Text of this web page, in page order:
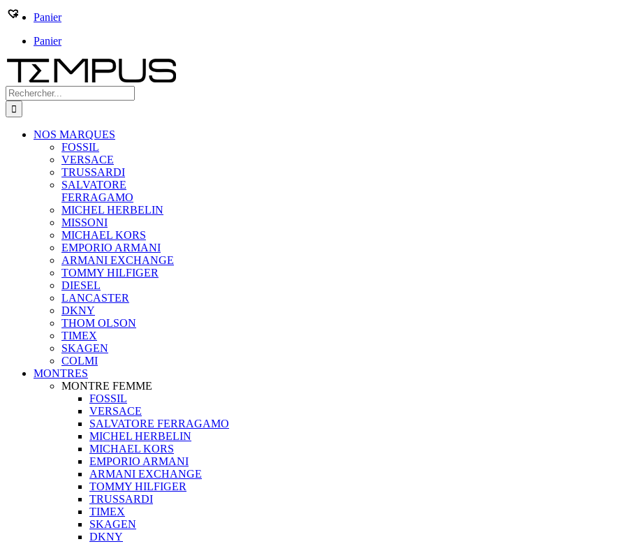
Passer
contenu
Panier
Panier
Rechercher:
NOS MARQUES
FOSSIL
VERSACE
TRUSSARDI
SALVATORE
FERRAGAMO
MICHEL HERBELIN
MISSONI
MICHAEL KORS
EMPORIO ARMANI
ARMANI EXCHANGE
TOMMY HILFIGER
DIESEL
LANCASTER
DKNY
THOM OLSON
TIMEX
SKAGEN
COLMI
MONTRES
MONTRE FEMME
FOSSIL
VERSACE
SALVATORE FERRAGAMO
MICHEL HERBELIN
MICHAEL KORS
EMPORIO ARMANI
ARMANI EXCHANGE
TOMMY HILFIGER
TRUSSARDI
TIMEX
SKAGEN
DKNY